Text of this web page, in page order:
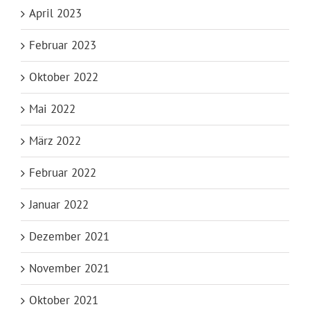
April 2023
Februar 2023
Oktober 2022
Mai 2022
März 2022
Februar 2022
Januar 2022
Dezember 2021
November 2021
Oktober 2021